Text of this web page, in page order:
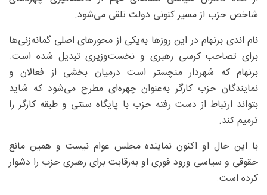
شاخص حزب از مسیر کنونی دولت تلقی می‌شود.
نام اندی برنهام در این روزها به‌یکی از محورهای اصلی گمانه‌زنی‌ها
برای تصاحب کرسی رهبری و نخست‌وزیری تبدیل شده است.
برنهام که شهردار منچستر است درمیان بخشی از فعالان و
نمایندگان حزب کارگر به‌عنوان چهره‌ای مطرح می‌شود که شاید
بتواند ارتباط از دست رفته حزب با پایگاه سنتی و طبقه کارگر را
ترمیم کند.
با این حال او اکنون نماینده مجلس عوام نیست و همین مانع
حقوقی و سیاسی ورود فوری او به‌رقابت برای رهبری حزب را دشوار
کرده است.